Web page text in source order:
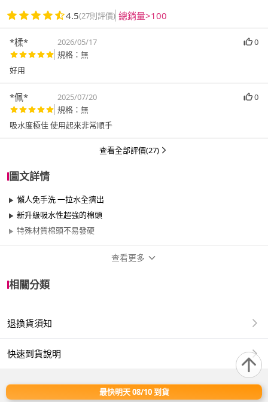
4.5(27則評價) 總銷量>100
*楺* 2026/05/17
0
規格：無
好用
*佩* 2025/07/20
0
規格：無
吸水度極佳 使用起來非常順手
查看全部評價(27)
圖文詳情
懶人免手洗 一拉水全擠出
新升級吸水性超強的棉頭
特殊材質棉頭不易發硬
品名：3組替換棉頭 新升級懶人膠棉拖把
尺寸：棉頭28cm
查看更多
相關分類
退換貨須知
快速到貨說明
最快明天 08/10 到貨